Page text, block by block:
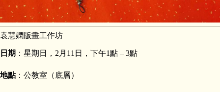
袁慧嫻版畫工作坊
日期 ：星期日，2月11日，下午1點 – 3點
地點：公教室（底層）